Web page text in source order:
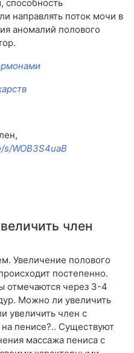
способность
направлять поток мочи в
аномалий полового
WOB3S4uaB
член
Увеличение полового
постепенно.
отмечаются через 3-4
Можно ли увеличить
увеличить член с
пенисе?.. Существуют
массажа пениса с